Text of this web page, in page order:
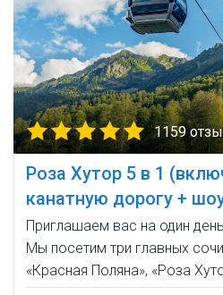
1159
Роза Хутор 5 в 1
канатную дорогу +
Приглашаем вас на один
Мы посетим три главных
«Красная Поляна», «Роза